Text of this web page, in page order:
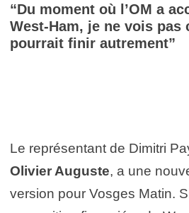
“Du moment où l’OM a
West-Ham, je ne vois pas
pourrait finir autrement”
Le représentant de Dimitri
Olivier Auguste, a une
version pour Vosges Matin.